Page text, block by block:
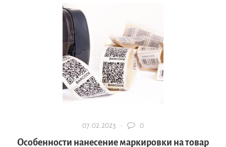
07.02.2023 · 0
Особенности нанесение маркировки на товар